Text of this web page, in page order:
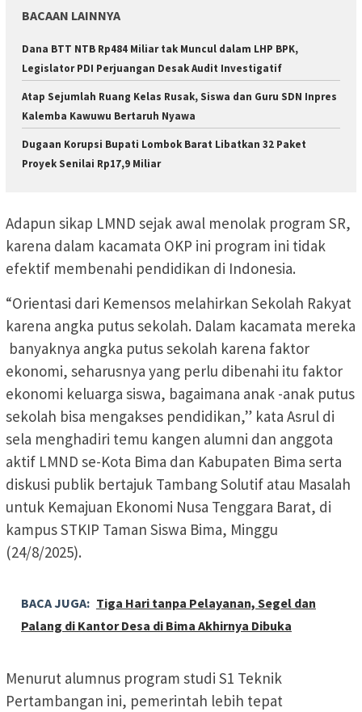
BACAAN LAINNYA
Dana BTT NTB Rp484 Miliar tak Muncul dalam LHP BPK,
Legislator PDI Perjuangan Desak Audit Investigatif
Atap Sejumlah Ruang Kelas Rusak, Siswa dan Guru SDN Inpres
Kalemba Kawuwu Bertaruh Nyawa
Dugaan Korupsi Bupati Lombok Barat Libatkan 32 Paket
Proyek Senilai Rp17,9 Miliar
Adapun sikap LMND sejak awal menolak program SR,
karena dalam kacamata OKP ini program ini tidak
efektif membenahi pendidikan di Indonesia.
“Orientasi dari Kemensos melahirkan Sekolah Rakyat
karena angka putus sekolah. Dalam kacamata mereka
banyaknya angka putus sekolah karena faktor
ekonomi, seharusnya yang perlu dibenahi itu faktor
ekonomi keluarga siswa, bagaimana anak -anak putus
sekolah bisa mengakses pendidikan,” kata Asrul di
sela menghadiri temu kangen alumni dan anggota
aktif LMND se-Kota Bima dan Kabupaten Bima serta
diskusi publik bertajuk Tambang Solutif atau Masalah
untuk Kemajuan Ekonomi Nusa Tenggara Barat, di
kampus STKIP Taman Siswa Bima, Minggu
(24/8/2025).
BACA JUGA: Tiga Hari tanpa Pelayanan, Segel dan
Palang di Kantor Desa di Bima Akhirnya Dibuka
Menurut alumnus program studi S1 Teknik
Pertambangan ini, pemerintah lebih tepat